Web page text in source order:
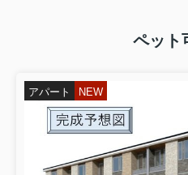
ペット
アパート NEW